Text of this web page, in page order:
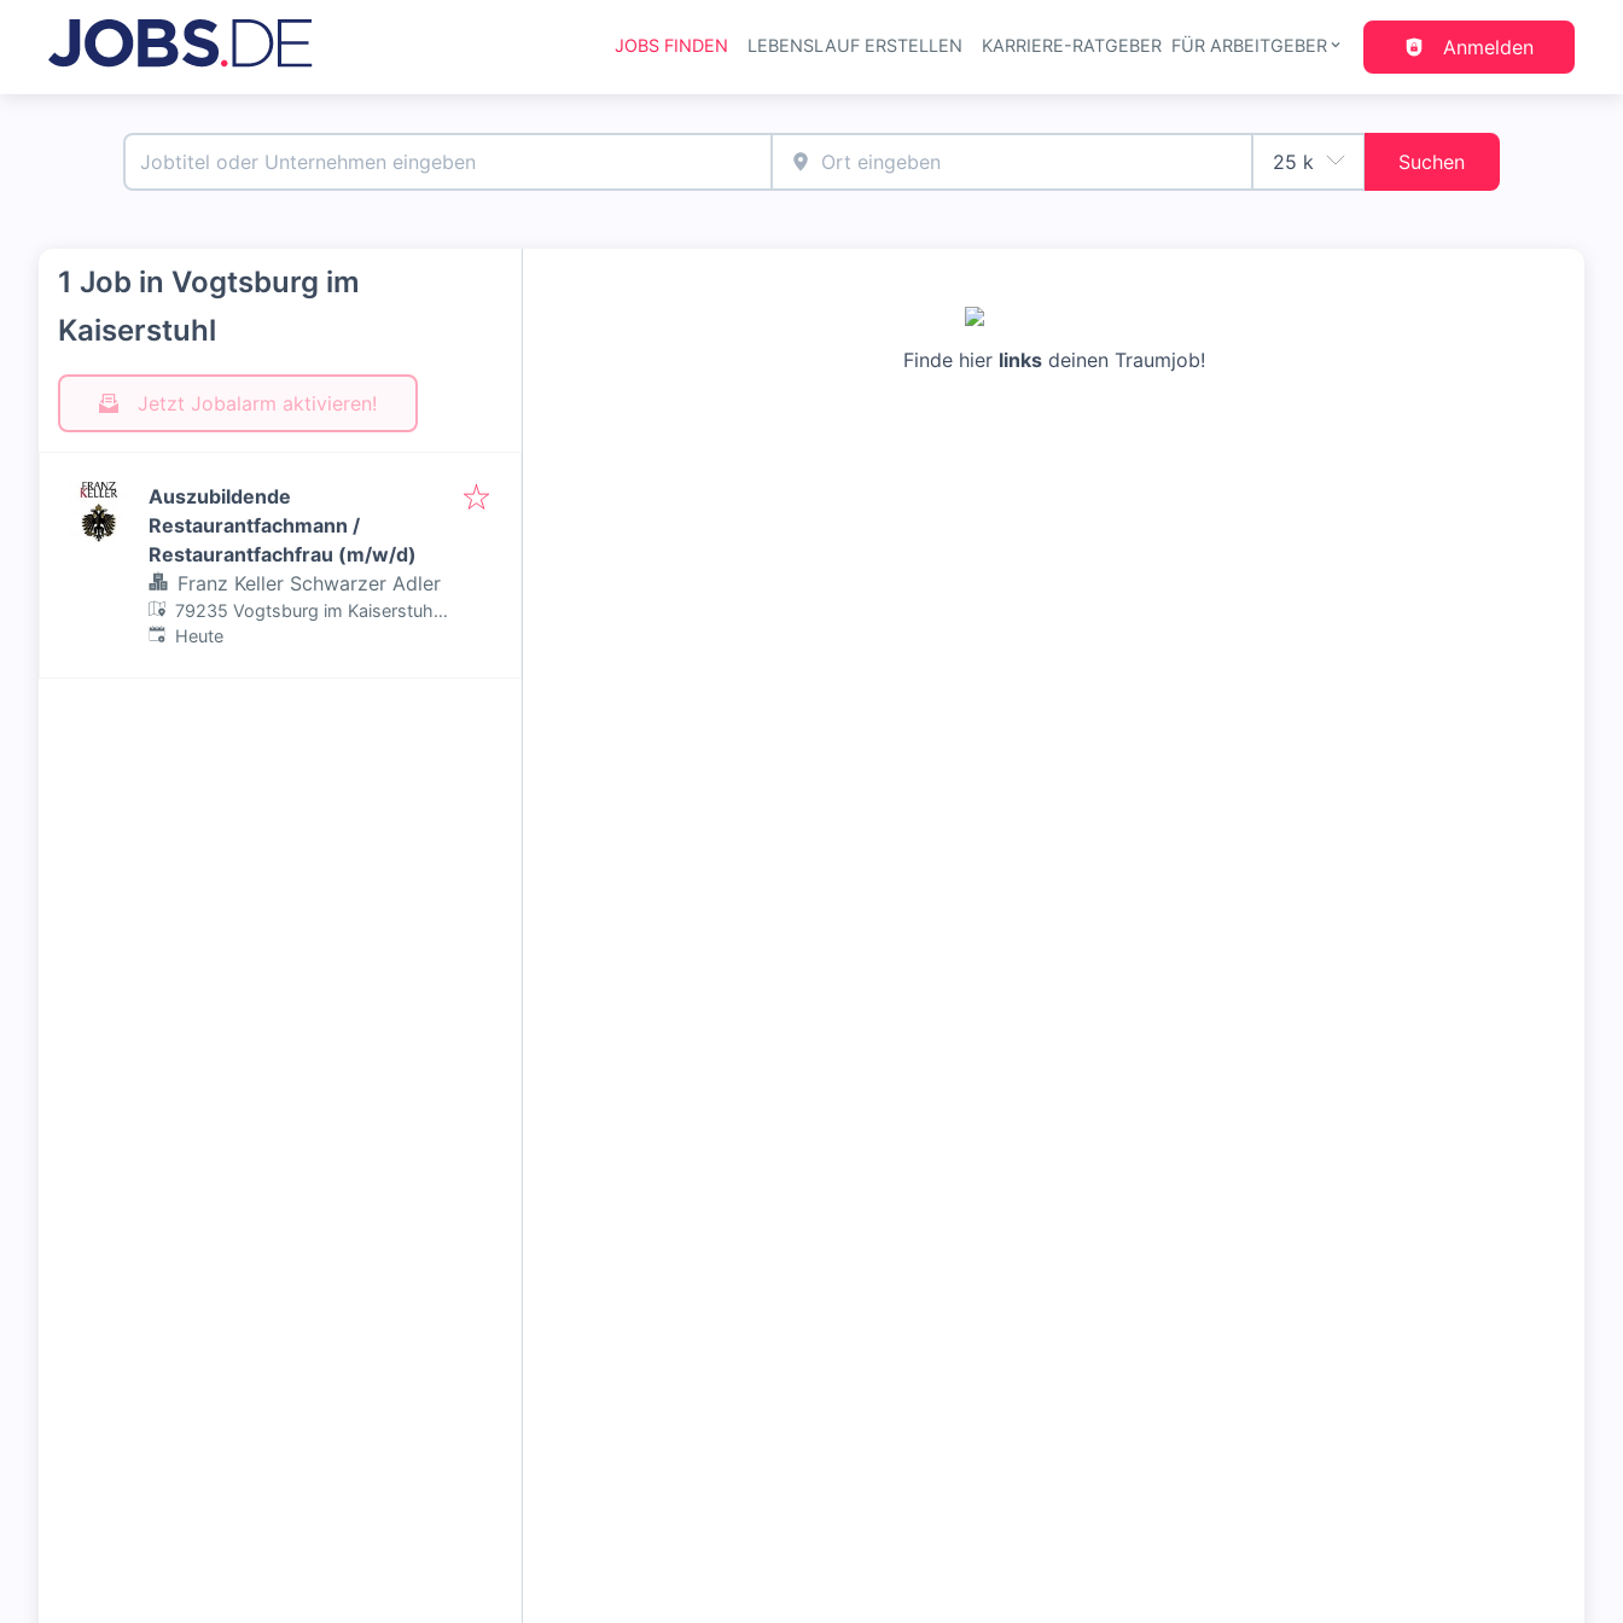
Haupt-Navigation
JOBS FINDEN LEBENSLAUF ERSTELLEN KARRIERE-RATGEBER FÜR ARBEITGEBER Anmelden
Suchen
1 Job in Vogtsburg im
Kaiserstuhl
Jetzt Jobalarm aktivieren!
Auszubildende
Restaurantfachmann /
Restaurantfachfrau (m/w/d)
Franz Keller Schwarzer Adler
79235 Vogtsburg im Kaiserstuhl,
Deutschland
Veröffentlicht
Heute
Finde hier linksdeinen Traumjob!